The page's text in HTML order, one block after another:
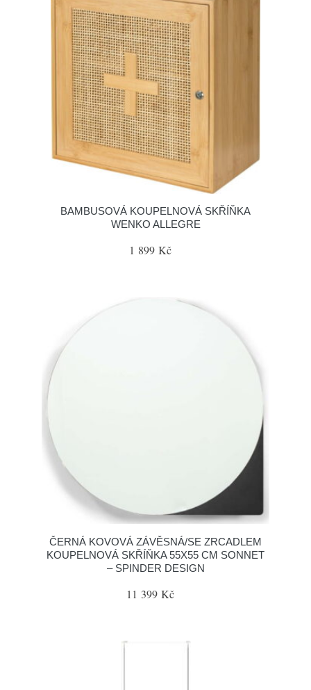
BAMBUSOVÁ KOUPELNOVÁ SKŘÍŇKA
WENKO ALLEGRE
1 899 Kč
ČERNÁ KOVOVÁ ZÁVĚSNÁ/SE ZRCADLEM
KOUPELNOVÁ SKŘÍŇKA 55X55 CM SONNET
– SPINDER DESIGN
11 399 Kč